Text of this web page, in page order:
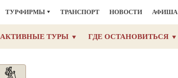
ТУРФИРМЫ ТРАНСПОРТ НОВОСТИ АФИША
АКТИВНЫЕ ТУРЫ ГДЕ ОСТАНОВИТЬСЯ